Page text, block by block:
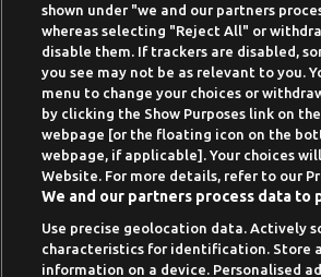
Online Casino Demo spielen
Casino Bonus ohne Einzahlung
50 Freispiele für 1 Euro
Online Casino Paypal
News-Archiv
shown under "we and our partners
whereas selecting "Reject All" or
disable them. If trackers are disabled,
you see may not be as relevant to you.
menu to change your choices or
by clicking the Show Purposes link on
webpage [or the floating icon on the
webpage, if applicable]. Your choices
Website. For more details, refer to our
We and our partners process data to
Use precise geolocation data. Actively
characteristics for identification. Store
information on a device. Personalised